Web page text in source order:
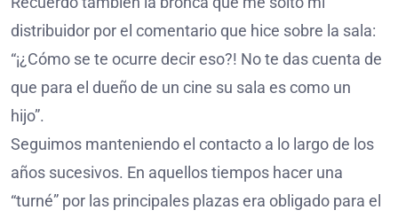
distribuidor por el comentario que hice sobre la sala:
“¡¿Cómo se te ocurre decir eso?! No te das cuenta de
que para el dueño de un cine su sala es como un
hijo”.
Seguimos manteniendo el contacto a lo largo de los
años sucesivos. En aquellos tiempos hacer una
“turné” por las principales plazas era obligado para el